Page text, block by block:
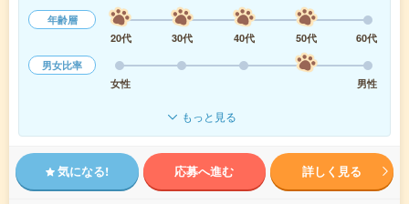
年齢層
20代
30代 40代 50代
60代
男女比率
女性
男性
もっと見る
気になる! 応募へ進む 詳しく見る